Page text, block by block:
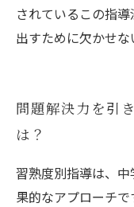
されているこの指
出すために欠かせな
問題解決力を引
は？
習熟度別指導は、
果的なアプローチ